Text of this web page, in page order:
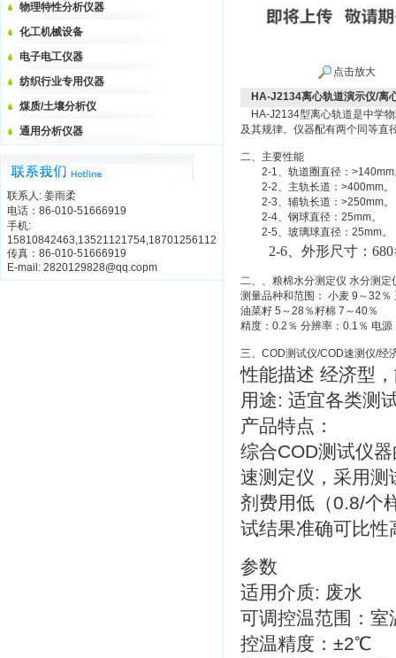
物理特性分析仪器
化工机械设备
电子电工仪器
纺织行业专用仪器
煤质/土壤分析仪
通用分析仪器
联系人: 姜雨柔
电话：86-010-51666919
手机:
15810842463,13521121754,18701256112
传真：86-010-51666919
E-mail: 2820129828@qq.copm
点击放大
HA-J2134离心轨道演示仪/离
HA-J2134型离心轨道是中学物
及其规律。仪器配有两个同等直
二、主要性能
2-1、轨道圈直径：>140mm
2-2、主轨长道：>400mm。
2-3、辅轨长道：>250mm。
2-4、钢球直径：25mm。
2-5、玻璃球直径：25mm。
2-6、外形尺寸：
二、、粮棉水分测定仪 水分测定
测量品种和范围： 小麦 9～32
油菜籽 5～28％籽棉 7～40％
精度：0.2％ 分辨率：0.1％ 电
三、COD测试仪/COD速测仪/
性能描述 经济型
用途: 适宜各类测
产品特点：
综合COD测试仪
速测定仪，采用
剂费用低（0.8/个
试结果准确可比性
参数
适用介质: 废水
可调控温范围：
控温精度：±2℃